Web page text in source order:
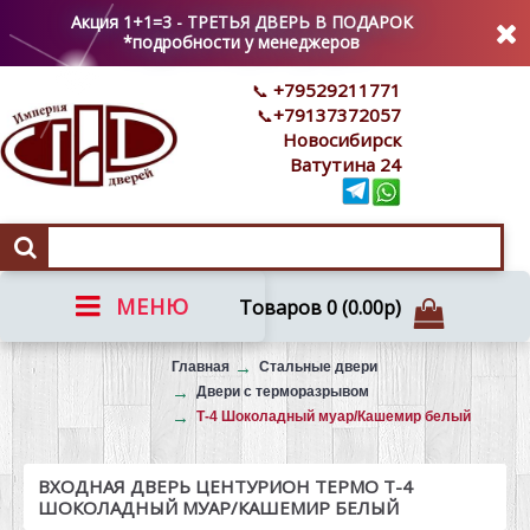
Акция 1+1=3 - ТРЕТЬЯ ДВЕРЬ В ПОДАРОК
*подробности у менеджеров
Товаров 0 (0.00р)
+79529211771
+79137372057
Новосибирск
Ватутина 24
МЕНЮ
Вызов на замер Главная
Стальные двери
Двери с терморазрывом
Т-4 Шоколадный муар/Кашемир белый
ВХОДНАЯ ДВЕРЬ ЦЕНТУРИОН ТЕРМО Т-4
ШОКОЛАДНЫЙ МУАР/КАШЕМИР БЕЛЫЙ